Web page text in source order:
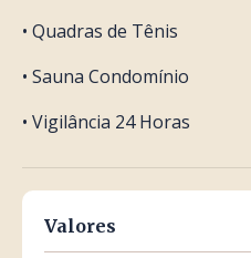
• Quadras de Tênis
• Sauna Condomínio
• Vigilância 24 Horas
Valores